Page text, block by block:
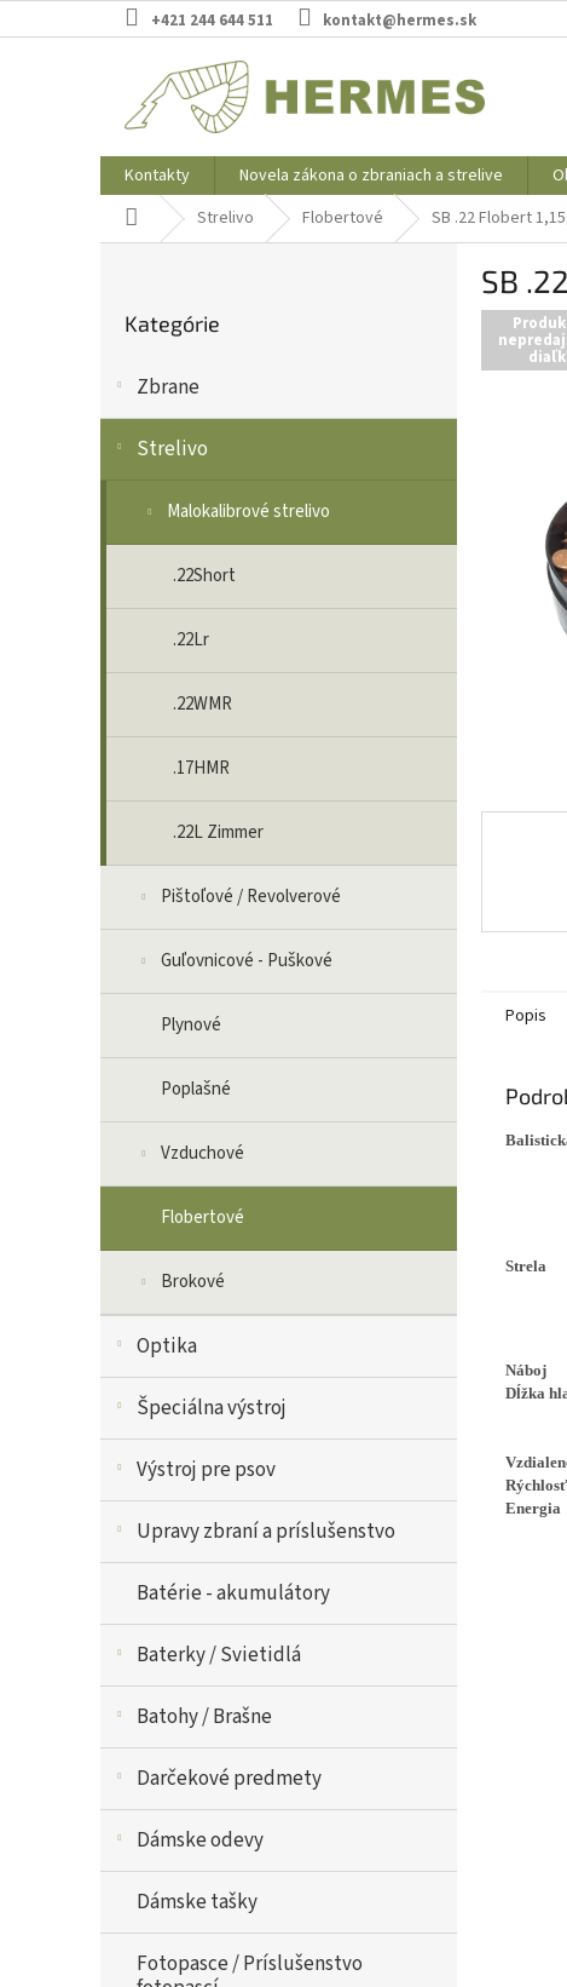
na
+421 244 644 511 kontakt@hermes.sk
Kontakty Novela zákona o zbraniach a strelive
DomovStrelivo Flobertové SB .22 Flobert
a
kategórie
Kategórie
Zbrane
Strelivo
Malokalibrové strelivo
.22Short
.22Lr
.22WMR
.17HMR
.22L Zimmer
Pištoľové / Revolverové
Guľovnicové - Puškové
Plynové
Poplašné
Vzduchové
Flobertové
Brokové
Optika
Špeciálna výstroj
Výstroj pre psov
Upravy zbraní a príslušenstvo
Batérie - akumulátory
Baterky / Svietidlá
Batohy / Brašne
Darčekové predmety
Dámske odevy
Dámske tašky
Fotopasce / Príslušenstvo
SB
Popis
Strela
Náboj
Dĺžka
Rýchlosť
Energia